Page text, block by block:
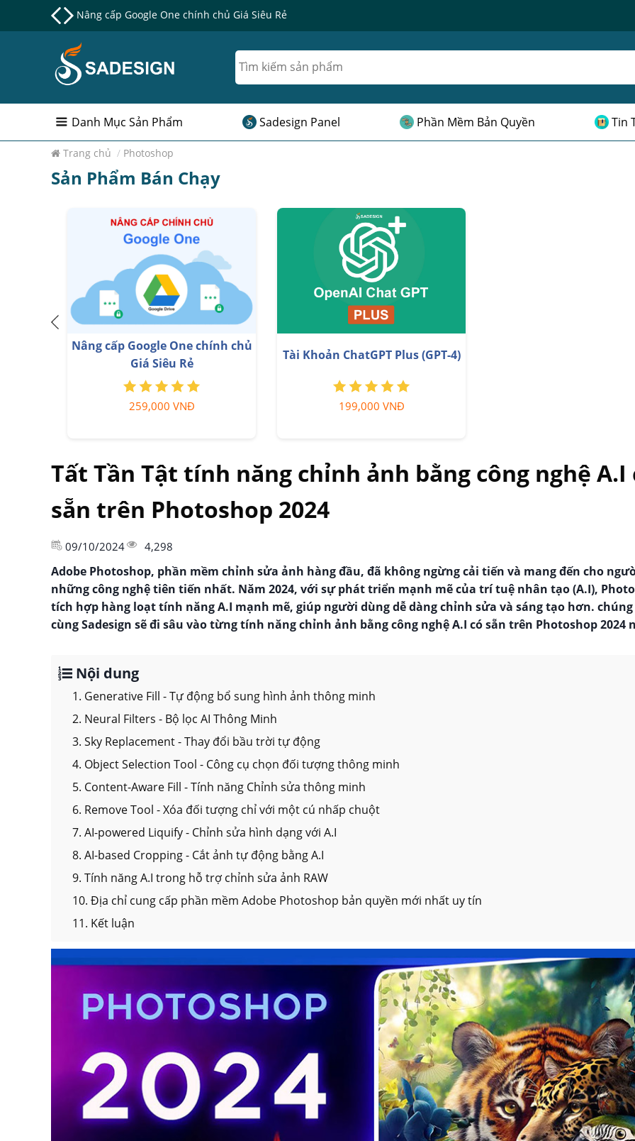
Nâng cấp Google One chính chủ Giá Siêu Rẻ
Danh Mục Sản Phẩm Sadesign Panel Phần Mềm Bản Quyền Tin
Trang chủ / Photoshop
Sản Phẩm Bán Chạy
Key Windows 10/11 Pro bản
quyền
599,000 VNĐ
Nâng cấp Canva Pro giá rẻ
199,000 VNĐ
Tất Tần Tật tính năng chỉnh ảnh bằng công nghệ A.I
sẵn trên Photoshop 2024
09/10/2024 4,298
Adobe Photoshop, phần mềm chỉnh sửa ảnh hàng đầu, đã không ngừng cải tiến và mang đến cho
những công nghệ tiên tiến nhất. Năm 2024, với sự phát triển mạnh mẽ của trí tuệ nhân tạo (A.I),
tích hợp hàng loạt tính năng A.I mạnh mẽ, giúp người dùng dễ dàng chỉnh sửa và sáng tạo hơn.
cùng Sadesign sẽ đi sâu vào từng tính năng chỉnh ảnh bằng công nghệ A.I có sẵn trên Photoshop 2024
Nội dung
1. Generative Fill - Tự động bổ sung hình ảnh thông minh
2. Neural Filters - Bộ lọc AI Thông Minh
3. Sky Replacement - Thay đổi bầu trời tự động
4. Object Selection Tool - Công cụ chọn đối tượng thông minh
5. Content-Aware Fill - Tính năng Chỉnh sửa thông minh
6. Remove Tool - Xóa đối tượng chỉ với một cú nhấp chuột
7. AI-powered Liquify - Chỉnh sửa hình dạng với A.I
8. AI-based Cropping - Cắt ảnh tự động bằng A.I
9. Tính năng A.I trong hỗ trợ chỉnh sửa ảnh RAW
10. Địa chỉ cung cấp phần mềm Adobe Photoshop bản quyền mới nhất uy tín
11. Kết luận